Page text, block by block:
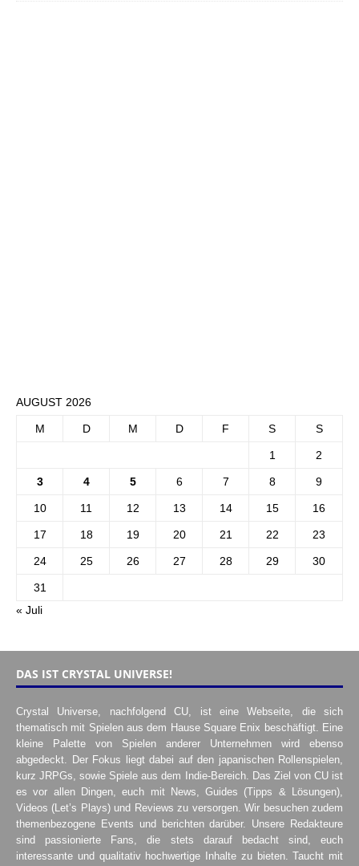
AUGUST 2026
M D M D F S S
1 2
3 4 5 6 7 8 9
10 11 12 13 14 15 16
17 18 19 20 21 22 23
24 25 26 27 28 29 30
31
« Juli
DAS IST CRYSTAL UNIVERSE!
Crystal Universe, nachfolgend CU, ist eine Webseite, die sich
thematisch mit Spielen aus dem Hause Square Enix beschäftigt. Eine
kleine Palette von Spielen anderer Unternehmen wird ebenso
abgedeckt. Der Fokus liegt dabei auf den japanischen Rollenspielen,
kurz JRPGs, sowie Spiele aus dem Indie-Bereich. Das Ziel von CU ist
es vor allen Dingen, euch mit News, Guides (Tipps & Lösungen),
Videos (Let’s Plays) und Reviews zu versorgen. Wir besuchen zudem
themenbezogene Events und berichten darüber. Unsere Redakteure
sind passionierte Fans, die stets darauf bedacht sind, euch
interessante und qualitativ hochwertige Inhalte zu bieten. Taucht mit